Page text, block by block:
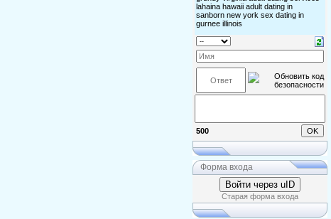
500
Форма входа
Войти через uID
Старая форма входа